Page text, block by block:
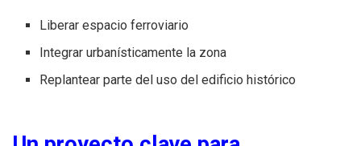
Liberar espacio ferroviario
Integrar urbanísticamente la zona
Replantear parte del uso del edificio histórico